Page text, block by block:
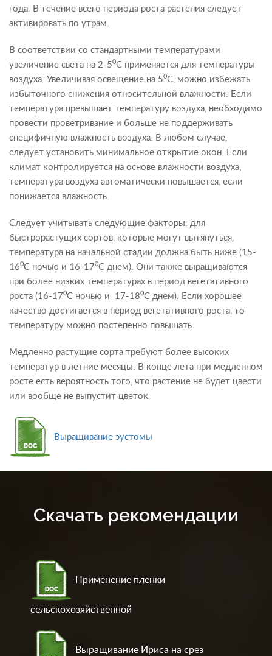
года. В течение всего периода роста растения следует
активировать по утрам.
В соответствии со стандартными температурами
увеличение света на 2-50С применяется для температуры
воздуха. Увеличивая освещение на 50С, можно избежать
избыточного снижения относительной влажности. Если
температура превышает температуру воздуха, необходимо
провести проветривание и больше не поддерживать
специфичную влажность воздуха. В любом случае,
следует установить минимальное открытие окон. Если
климат контролируется на основе влажности воздуха,
температура воздуха автоматически повышается, если
понижается влажность.
Следует учитывать следующие факторы: для
быстрорастущих сортов, которые могут вытянуться,
температура на начальной стадии должна быть ниже (15-
160С ночью и 16-170С днем). Они также выращиваются
при более низких температурах в период вегетативного
роста (16-170С ночью и 17-180С днем). Если хорошее
качество достигается в период вегетативного роста, то
температуру можно постепенно повышать.
Медленно растущие сорта требуют более высоких
температур в летние месяцы. В конце лета при медленном
росте есть вероятность того, что растение не будет цвести
или вообще не выпустит цветок.
Выращивание эустомы
Скачать рекомендации
Применение пленки
сельскохозяйственной
Выращивание Ириса на срез